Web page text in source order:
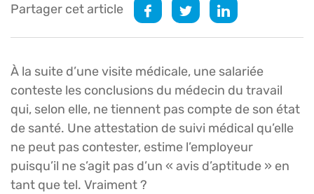
Partager cet article
À la suite d’une visite médicale, une salariée
conteste les conclusions du médecin du travail
qui, selon elle, ne tiennent pas compte de son état
de santé. Une attestation de suivi médical qu’elle
ne peut pas contester, estime l’employeur
puisqu’il ne s’agit pas d’un « avis d’aptitude » en
tant que tel. Vraiment ?